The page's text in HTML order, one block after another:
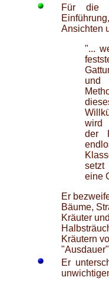
Für die
Ansichten
"...
und
wird
der
eine
Er
Bäume,
Kräuter
Kräutern
Er